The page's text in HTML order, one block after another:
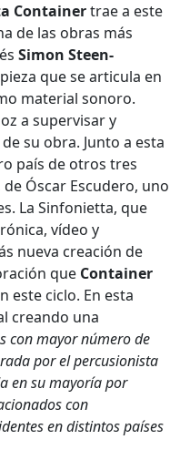
Containertrae a este
de las obras más
Simon Steen-
que se articula en
material sonoro.
a supervisar y
su obra. Junto a esta
país de otros tres
de Óscar Escudero, uno
La Sinfonietta, que
vídeo y
nueva creación de
que Container
este ciclo. En esta
creando una
con mayor número de
por el percusionista
en su mayoría por
con
en distintos países